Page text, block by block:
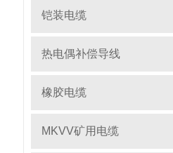
铠装电缆
热电偶补偿导线
橡胶电缆
MKVV矿用电缆